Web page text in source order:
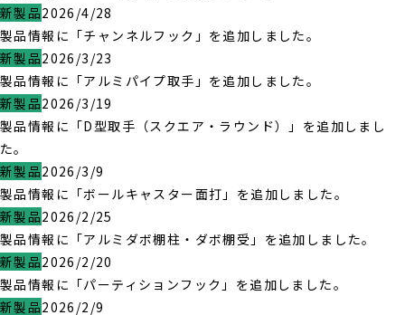
新製品2026/4/28
製品情報に「チャンネルフック」を追加しました。
新製品2026/3/23
製品情報に「アルミパイプ取手」を追加しました。
新製品2026/3/19
製品情報に「D型取手（スクエア・ラウンド）」を追加しまし
た。
新製品2026/3/9
製品情報に「ボールキャスター面打」を追加しました。
新製品2026/2/25
製品情報に「アルミダボ棚柱・ダボ棚受」を追加しました。
新製品2026/2/20
製品情報に「パーティションフック」を追加しました。
新製品2026/2/9